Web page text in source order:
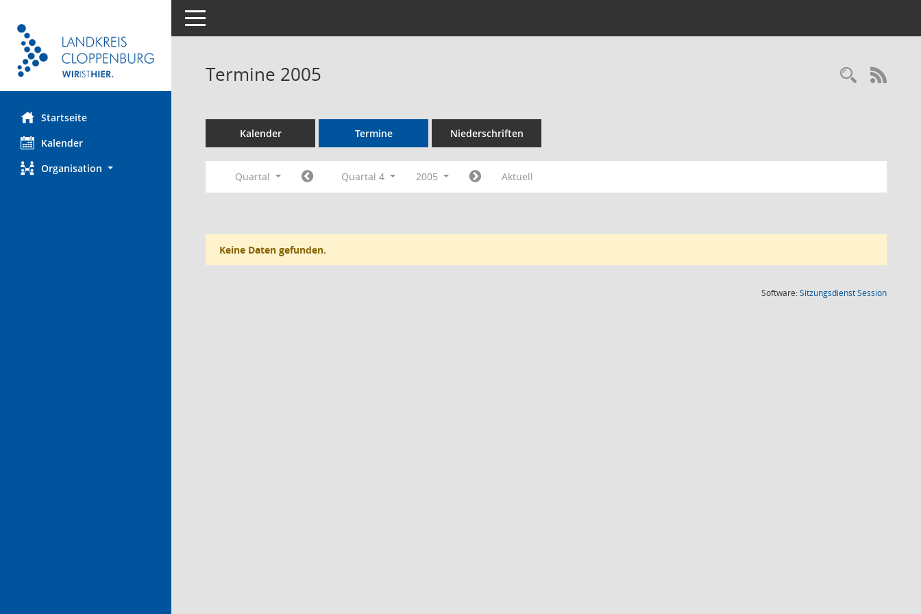
Startseite
Kalender
Organisation
Toggle navigation
Termine 2005
Kalender Termine Niederschriften
Quartal Quartal 4 2005 Aktuell
Keine Daten gefunden.
Software:SitzungsdienstSession(Wird in